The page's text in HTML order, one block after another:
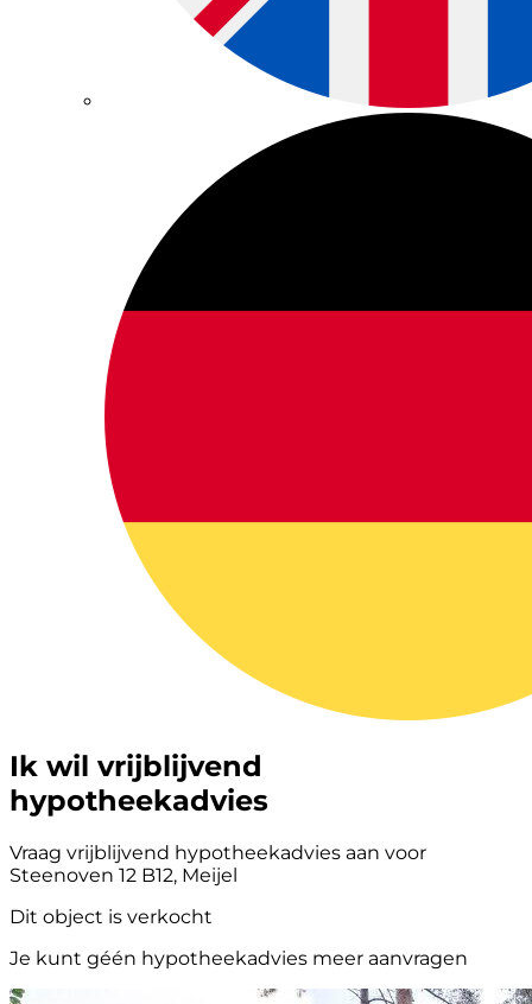
Ik wil vrijblijvend
hypotheekadvies
Vraag vrijblijvend hypotheekadvies aan voor
Steenoven 12 B12, Meijel
Dit object is verkocht
Je kunt géén hypotheekadvies meer aanvragen